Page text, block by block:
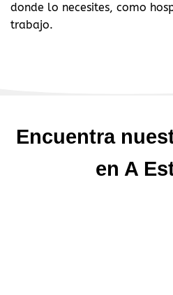
donde lo necesites, como
trabajo.
Encuentra
en A